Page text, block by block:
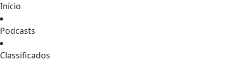
Início
Podcasts
Classificados